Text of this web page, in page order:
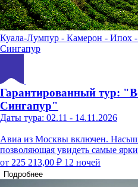
Куала-Лумпур - Камерон - Ипох
Сингапур
Гарантированный тур:
Сингапур"
Даты тура: 02.11 - 14.11.2026
Авиа из Москвы включен.
позволяющая увидеть самые
от 225 213,00 ₽ 12 ночей
Подробнее